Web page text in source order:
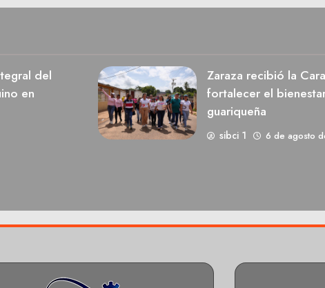
del
en
Zaraza recibió la
fortalecer el
guariqueña
sibci 1 6 de agosto